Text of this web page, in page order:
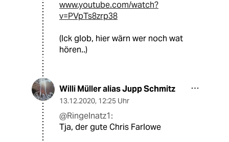
www.youtube.com/watch?
v=PVpTs8zrp38
(Ick glob, hier wärn wer noch wat
hören..)
Willi Müller alias Jupp Schmitz
13.12.2020, 12:25 Uhr
@Ringelnatz1:
Tja, der gute Chris Farlowe